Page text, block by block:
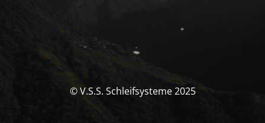
© V.S.S. Schleifsysteme 2025